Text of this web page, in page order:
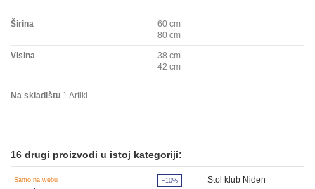
Širina
60 cm
80 cm
Visina
38 cm
42 cm
Na skladištu 1 Artikl
16 drugi proizvodi u istoj kategoriji:
Samo na webu
−10%